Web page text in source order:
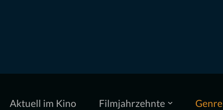
Aktuell im Kino Filmjahrzehnte Genre